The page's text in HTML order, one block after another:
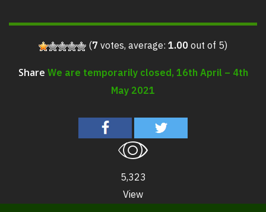
(7votes, average:1.00out of 5)
Share We are temporarily closed, 16th April – 4th
May 2021
5,323
View